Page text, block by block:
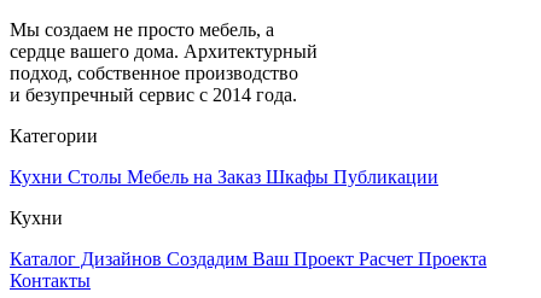
Мы создаем не просто мебель, а
сердце вашего дома. Архитектурный
подход, собственное производство
и безупречный сервис с 2014 года.
Категории
Кухни Столы Мебель на Заказ Шкафы Публикации
Кухни
Каталог Дизайнов Создадим Ваш Проект Расчет Проекта
Контакты